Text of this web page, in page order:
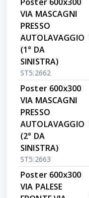
VIA MASCAGNI
PRESSO
AUTOLAVAGGIO
(1° DA
SINISTRA)
ST5:2662
Poster 600x300
VIA MASCAGNI
PRESSO
AUTOLAVAGGIO
(2° DA
SINISTRA)
ST5:2663
Poster 600x300
VIA PALESE